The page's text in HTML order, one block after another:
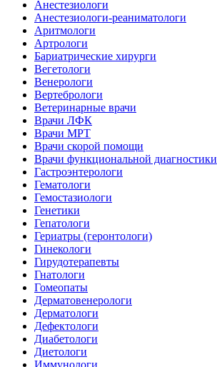
Анестезиологи
Анестезиологи-реаниматологи
Аритмологи
Артрологи
Бариатрические хирурги
Вегетологи
Венерологи
Вертебрологи
Ветеринарные врачи
Врачи ЛФК
Врачи МРТ
Врачи скорой помощи
Врачи функциональной диагностики
Гастроэнтерологи
Гематологи
Гемостазиологи
Генетики
Гепатологи
Гериатры (геронтологи)
Гинекологи
Гирудотерапевты
Гнатологи
Гомеопаты
Дерматовенерологи
Дерматологи
Дефектологи
Диабетологи
Диетологи
Иммунологи